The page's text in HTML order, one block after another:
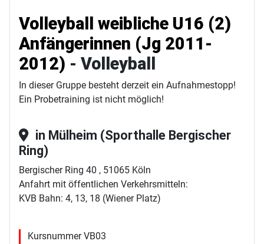
Volleyball weibliche U16 (2)
Anfängerinnen (Jg 2011-
2012) - Volleyball
In dieser Gruppe besteht derzeit ein Aufnahmestopp!
Ein Probetraining ist nicht möglich!
in Mülheim (Sporthalle Bergischer
Ring)
Bergischer Ring 40 , 51065 Köln
Anfahrt mit öffentlichen Verkehrsmitteln:
KVB Bahn: 4, 13, 18 (Wiener Platz)
Kursnummer VB03